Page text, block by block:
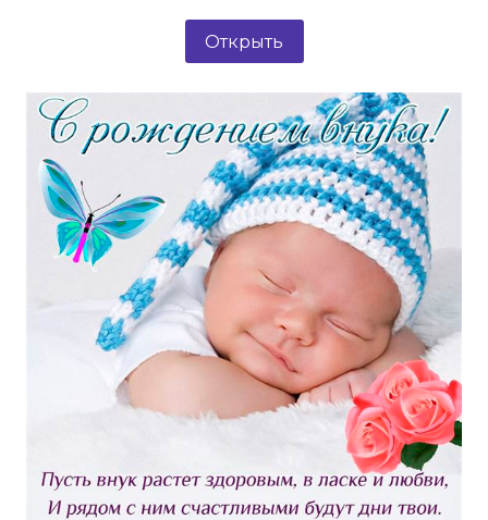
Открыть